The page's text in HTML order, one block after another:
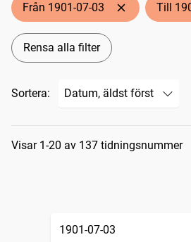
Från 1901-07-03 Till
Rensa alla filter
Sortera:
Sökresultat
Visar 1-20 av 137 tidningsnummer
1901-07-03